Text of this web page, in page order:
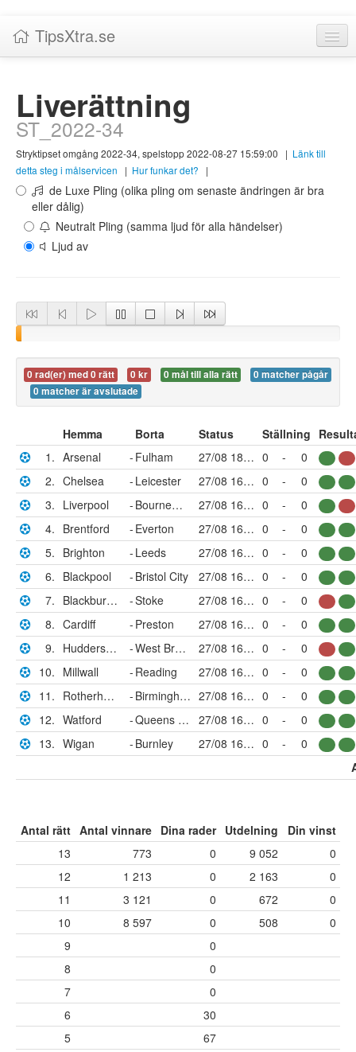
TipsXtra.se
Tabeller
Livescore!
Tipsförslag
Statistik
Liverättning
Om TipsXtra.se
Liverättning
ST_2022-34
Stryktipset omgång 2022-34, spelstopp 2022-08-27 15:59:00 | Länk till
detta steg i målservicen
| Hur funkar det? |
de Luxe Pling (olika pling om senaste ändringen är bra
eller dålig)
Neutralt Pling (samma ljud för alla händelser)
Ljud av
0 rad(er) med 0 rätt 0 kr 0 mål till alla rätt
0 matcher pågår
0 matcher är avslutade
Hemma Borta Status Ställning
1. Arsenal -Fulham 27/08 18:30 0 -
0
2. Chelsea -Leicester 27/08 16:00 0 -
0
3. Liverpool - Bournemouth 27/08 16:00 0 -
0
4. Brentford -Everton 27/08 16:00 0 -
0
5. Brighton -Leeds 27/08 16:00 0 -
0
6. Blackpool -Bristol City 27/08 16:00 0 -
0
7.
Blackburn Rovers -Stoke 27/08 16:00 0 -
0
8. Cardiff -Preston 27/08 16:00 0 -
0
9.
Huddersfield - West Bromwich 27/08 16:00 0 -
0
10. Millwall -Reading 27/08 16:00 0 -
0
11.
Rotherham - Birmingham 27/08 16:00 0 -
0
12. Watford - Queens Park Rangers 27/08 16:00 0 -
0
13. Wigan -Burnley 27/08 16:00 0 -
0
Antal rätt Antal vinnare Dina rader Utdelning
Din vinst
13
773 0 9 052
0
12
1 213 0 2 163
0
11
3 121 0 672
0
10
8 597 0 508
0
9
0
8
0
7
0
6
30
5
67